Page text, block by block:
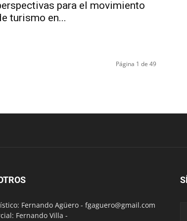
para el movimiento
turismo en...
Página 1 de 49
Fernando Agüero - fgaguero@gmail.com
Fernando Villa -